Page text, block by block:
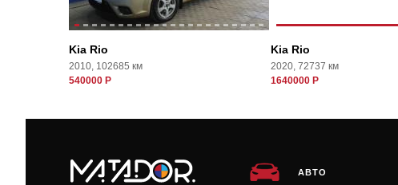
Kia Rio
2010, 102685 км
540000 Р
Kia Rio
2020, 72737 км
1640000 Р
АВТО